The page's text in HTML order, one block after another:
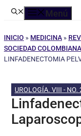
Menú
INICIO » MEDICINA »
SOCIEDAD
LINFADENECTOMIA
UROLOGÍA. VIII - NO.